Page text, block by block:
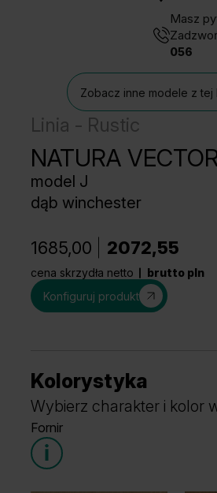
Masz
056
Zobacz inne modele z tej
Linia - Rustic
NATURA
model J
dąb winchester
1685,00 2072,55
cena skrzydła netto
brutto pln
Konfiguruj produkt
Kolorystyka
Wybierz charakter i kolor
Fornir